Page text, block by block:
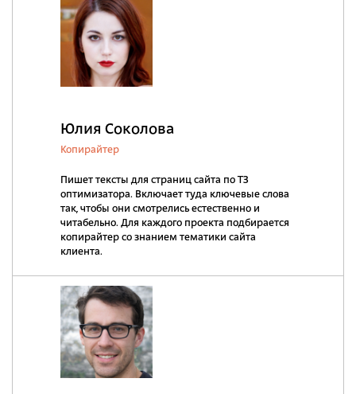
Юлия Соколова
Копирайтер
Пишет тексты для страниц сайта по ТЗ
оптимизатора. Включает туда ключевые слова
так, чтобы они смотрелись естественно и
читабельно. Для каждого проекта подбирается
копирайтер со знанием тематики сайта
клиента.